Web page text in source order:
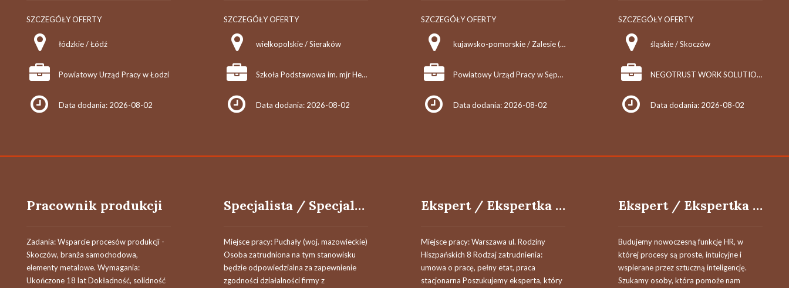
SZCZEGÓŁY OFERTY
łódzkie / Łódź
Powiatowy Urząd Pracy w Łodzi
Data dodania: 2026-08-02
SZCZEGÓŁY OFERTY
wielkopolskie / Sieraków
Szkoła Podstawowa im. mjr Henryka Sucharskiego w Sierakowie
Data dodania: 2026-08-02
SZCZEGÓŁY OFERTY
kujawsko-pomorskie / Zalesie (pow. nakielski, gm. Szubin), Zalesie
Powiatowy Urząd Pracy w Sępólnie Krajeńskim
Data dodania: 2026-08-02
SZCZEGÓŁY OFERTY
śląskie / Skoczów
NEGOTRUST WORK SOLUTIONS SP. Z O.O.
Data dodania: 2026-08-02
Pracownik produkcji
Zadania: Wsparcie procesów produkcji -
Skoczów, branża samochodowa,
elementy metalowe. Wymagania:
Ukończone 18 lat Dokładność, solidność
Specjalista / Specjalistka ds. Ochrony Środowiska i Compliance
Miejsce pracy: Puchały (woj. mazowieckie)
Osoba zatrudniona na tym stanowisku
będzie odpowiedzialna za zapewnienie
zgodności działalności firmy z
Ekspert / Ekspertka ds. Kluczowych Nieruchomości
Miejsce pracy: Warszawa ul. Rodziny
Hiszpańskich 8 Rodzaj zatrudnienia:
umowa o pracę, pełny etat, praca
stacjonarna​ Poszukujemy eksperta, który
Ekspert / Ekspertka ds. Usprawnień Procesów HR i Rozwiązań AI
Budujemy nowoczesną funkcję HR, w
której procesy są proste, intuicyjne i
wspierane przez sztuczną inteligencję.
Szukamy osoby, która pomoże nam